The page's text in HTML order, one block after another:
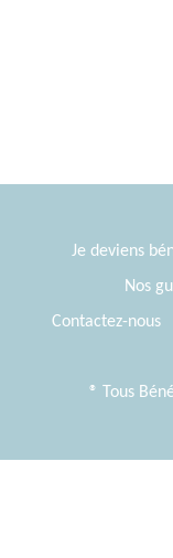
Je deviens
Nos
Contactez-nous
® Tous